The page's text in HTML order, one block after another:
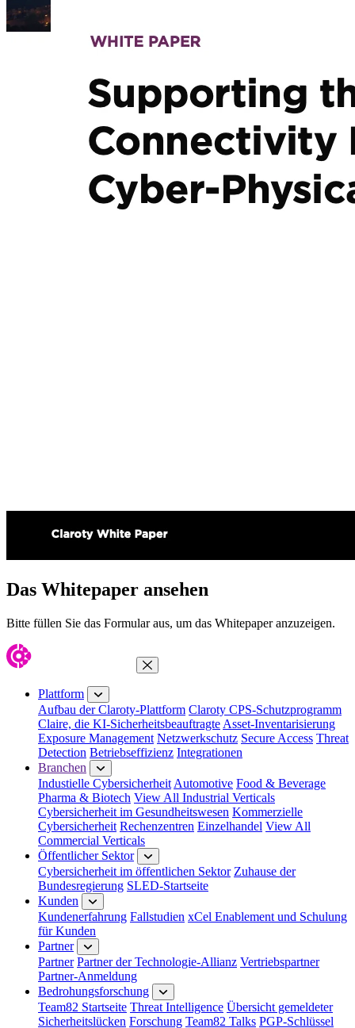
Das Whitepaper ansehen
Bitte füllen Sie das Formular aus, um das Whitepaper anzuzeigen.
Menü schließen
Plattform
Aufbau der Claroty-Plattform Claroty CPS-Schutzprogramm
Claire, die KI-Sicherheitsbeauftragte Asset-Inventarisierung
Exposure Management Netzwerkschutz Secure Access Threat
Detection Betriebseffizienz Integrationen
Branchen
Industielle Cybersicherheit Automotive Food & Beverage
Pharma & Biotech View All Industrial Verticals
Cybersicherheit im Gesundheitswesen Kommerzielle
Cybersicherheit Rechenzentren Einzelhandel View All
Commercial Verticals
Öffentlicher Sektor
Cybersicherheit im öffentlichen Sektor Zuhause der
Bundesregierung SLED-Startseite
Kunden
Kundenerfahrung Fallstudien xCel Enablement und Schulung
für Kunden
Partner
Partner Partner der Technologie-Allianz Vertriebspartner
Partner-Anmeldung
Bedrohungsforschung
Team82 Startseite Threat Intelligence Übersicht gemeldeter
Sicherheitslücken Forschung Team82 Talks PGP-Schlüssel